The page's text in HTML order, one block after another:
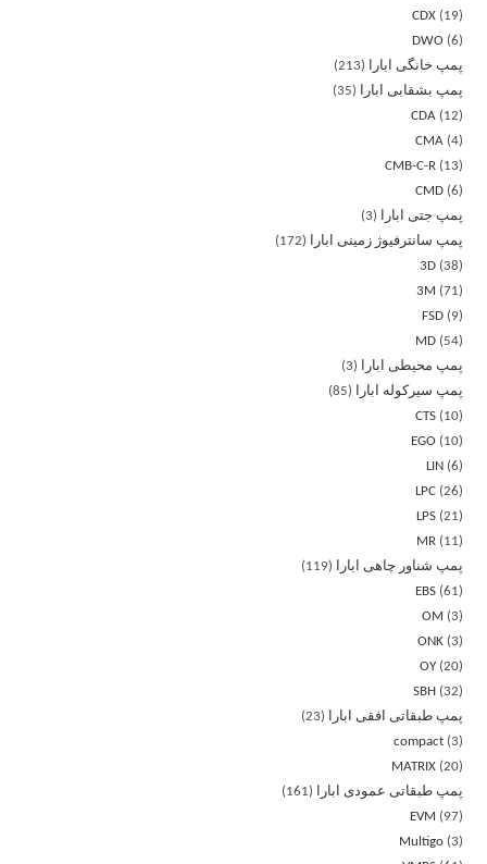
CDX
19
DWO
6
پمپ خانگی ابارا
213
پمپ بشقابی ابارا
35
CDA
12
CMA 4
CMB-C-R
13
CMD 6
پمپ جتی ابارا
3
پمپ سانترفیوژ زمینی ابارا
172
3D 38
3M
71
FSD
9
MD
54
پمپ محیطی ابارا
3
پمپ سیرکوله ابارا
85
CTS
10
EGO
10
LIN
6
LPC 26
LPS 21
MR
11
پمپ شناور چاهی ابارا
119
EBS 61
OM
3
ONK 3
OY 20
SBH
32
پمپ طبقاتی افقی ابارا
23
compact 3
MATRIX 20
پمپ طبقاتی عمودی ابارا
161
EVM
97
Multigo 3